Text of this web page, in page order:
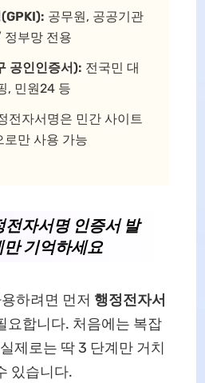
공무원, 공공기관
부망 전용
공인인증서): 전국민 대
, 민원24 등
전자서명은 민간 사이트
로만 사용 가능
자서명 인증서 발
만 기억하세요
하려면 먼저 행정전자서
요합니다. 처음에는 복잡
제로는 딱 3 단계만 거치
있습니다.